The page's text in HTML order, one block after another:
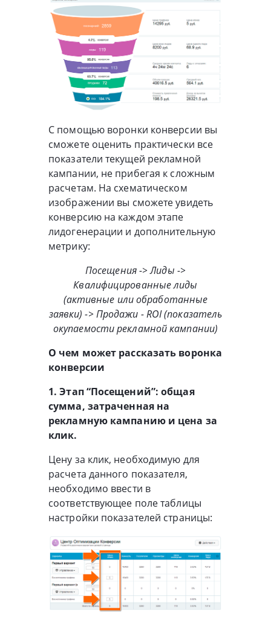
С помощью воронки конверсии вы
сможете оценить практически все
показатели текущей рекламной
кампании, не прибегая к сложным
расчетам. На схематическом
изображении вы сможете увидеть
конверсию на каждом этапе
лидогенерации и дополнительную
метрику:
Посещения -> Лиды ->
Квалифицированные лиды
(активные или обработанные
заявки) -> Продажи - ROI (показатель
окупаемости рекламной кампании)
О чем может рассказать воронка
конверсии
1. Этап “Посещений”: общая
сумма, затраченная на
рекламную кампанию и цена за
клик.
Цену за клик, необходимую для
расчета данного показателя,
необходимо ввести в
соответствующее поле таблицы
настройки показателей страницы: